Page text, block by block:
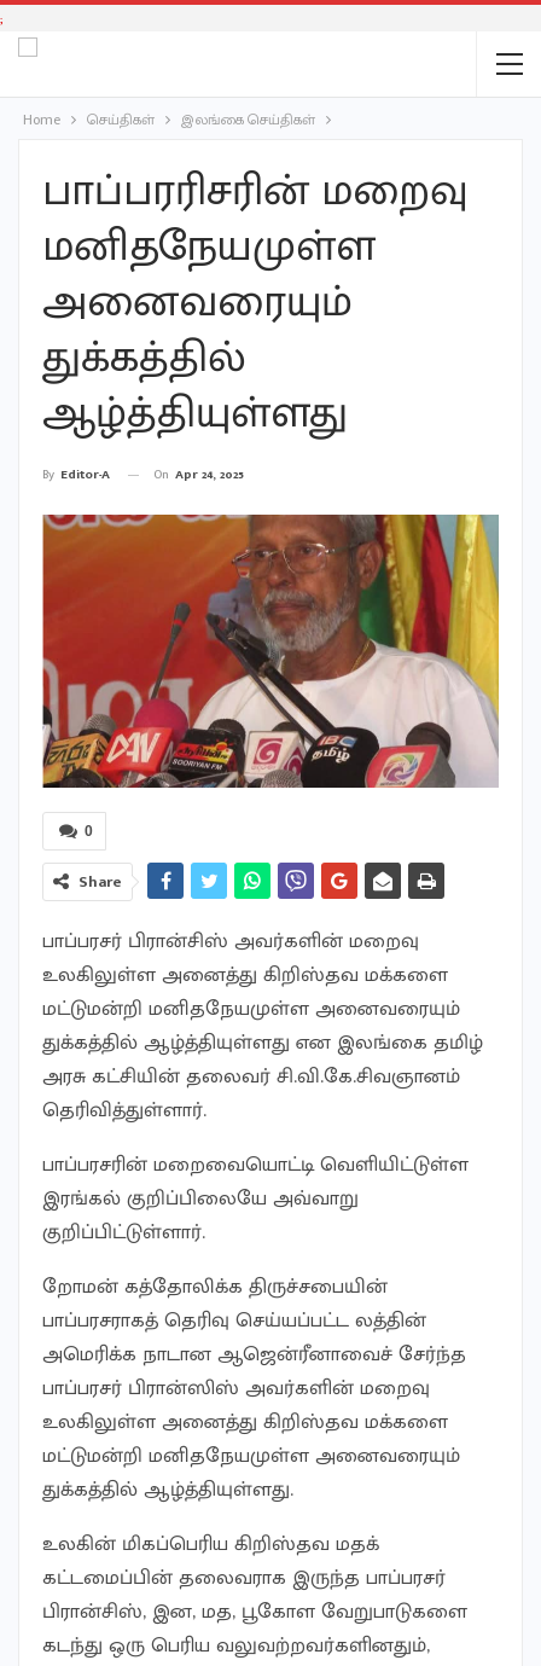
;
Home செய்திகள் இலங்கை செய்திகள்
பாப்பரரிசரின் மறைவு
மனிதநேயமுள்ள
அனைவரையும்
துக்கத்தில்
ஆழ்த்தியுள்ளது
By Editor-A On Apr 24, 2025
0
Share
பாப்பரசர் பிரான்சிஸ் அவர்களின் மறைவு
உலகிலுள்ள அனைத்து கிறிஸ்தவ மக்களை
மட்டுமன்றி மனிதநேயமுள்ள அனைவரையும்
துக்கத்தில் ஆழ்த்தியுள்ளது என இலங்கை தமிழ்
அரசு கட்சியின் தலைவர் சி.வி.கே.சிவஞானம்
தெரிவித்துள்ளார்.
பாப்பரசரின் மறைவையொட்டி வெளியிட்டுள்ள
இரங்கல் குறிப்பிலையே அவ்வாறு
குறிப்பிட்டுள்ளார்.
றோமன் கத்தோலிக்க திருச்சபையின்
பாப்பரசராகத் தெரிவு செய்யப்பட்ட லத்தின்
அமெரிக்க நாடான ஆஜென்ரீனாவைச் சேர்ந்த
பாப்பரசர் பிரான்ஸிஸ் அவர்களின் மறைவு
உலகிலுள்ள அனைத்து கிறிஸ்தவ மக்களை
மட்டுமன்றி மனிதநேயமுள்ள அனைவரையும்
துக்கத்தில் ஆழ்த்தியுள்ளது.
உலகின் மிகப்பெரிய கிறிஸ்தவ மதக்
கட்டமைப்பின் தலைவராக இருந்த பாப்பரசர்
பிரான்சிஸ், இன, மத, பூகோள வேறுபாடுகளை
கடந்து ஒரு பெரிய வலுவற்றவர்களினதும்,